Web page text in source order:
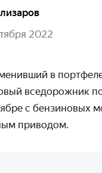
2022
в
вседорожник
с бензиновых
приводом.